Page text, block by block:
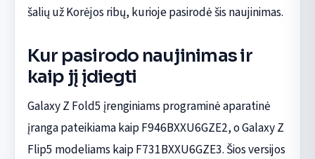
šalių už Korėjos ribų, kurioje pasirodė šis naujinimas.
Kur pasirodo naujinimas ir
kaip jį įdiegti
Galaxy Z Fold5 įrenginiams programinė aparatinė
įranga pateikiama kaip F946BXXU6GZE2, o Galaxy Z
Flip5 modeliams kaip F731BXXU6GZE3. Šios versijos